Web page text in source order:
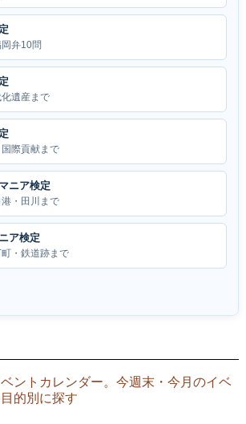
弁10問
遺産まで
際貢献まで
ニア検定
・田川まで
ア検定
・鉄道跡まで
ントカレンダー。今週末・今月のイベ
的別に探す